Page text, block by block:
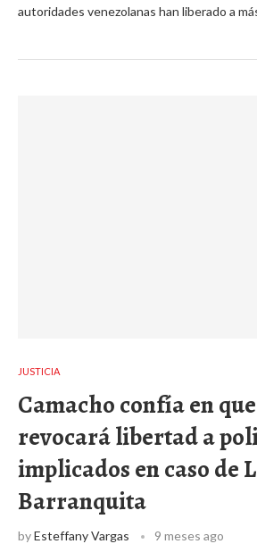
autoridades venezolanas han liberado a
JUSTICIA
Camacho confía en
revocará libertad a
implicados en caso de
Barranquita
byEsteffany Vargas 9 meses ago